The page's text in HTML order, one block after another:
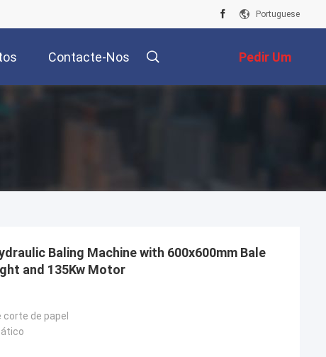
Portuguese
Contacte-Nos Pedir Um
Orçamento
Baling Machine with 600x600mm Bale
and 135Kw Motor
corte de papel